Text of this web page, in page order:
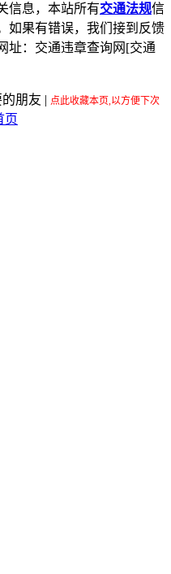
信息，本站所有交通法规信
如果有错误，我们接到反馈
址：交通违章查询网[交通
朋友 | 点此收藏本页,以方便下次
页